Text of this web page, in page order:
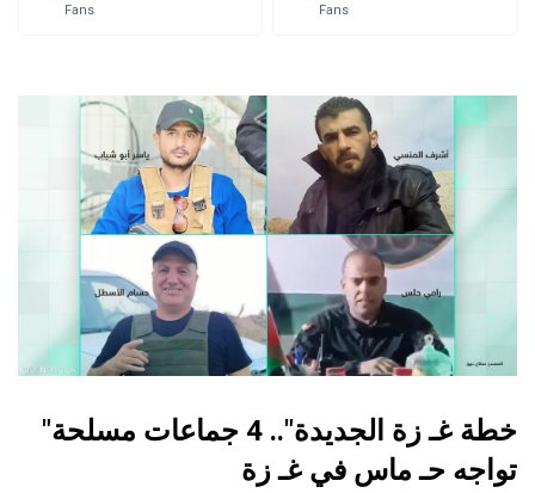
Fans Fans
"خطة غـ زة الجديدة".. 4 جماعات مسلحة
تواجه حـ ماس في غـ زة